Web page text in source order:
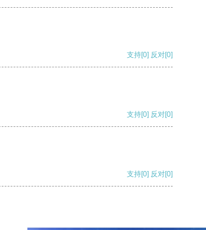
支持[0] 反对[0]
支持[0] 反对[0]
支持[0] 反对[0]